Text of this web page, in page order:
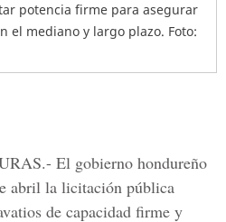
potencia firme para asegurar
el mediano y largo plazo. Foto:
El gobierno hondureño
abril la licitación pública
de capacidad firme y